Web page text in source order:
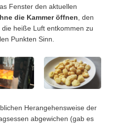
Fenster den aktuellen
die Kammer öffnen , den
heiße Luft entkommen zu
Punkten Sinn.
Herangehensweise der
abgewichen (gab es